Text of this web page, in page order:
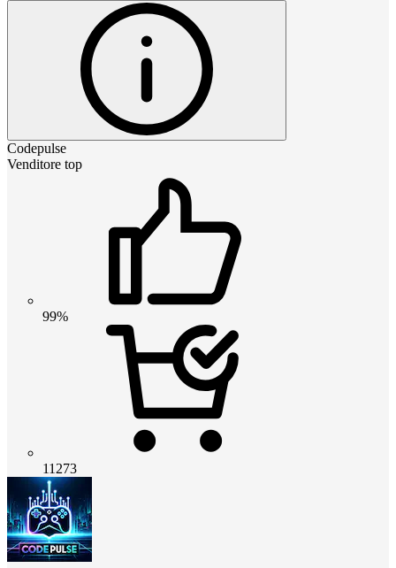
Codepulse
Venditore top
99%
11273